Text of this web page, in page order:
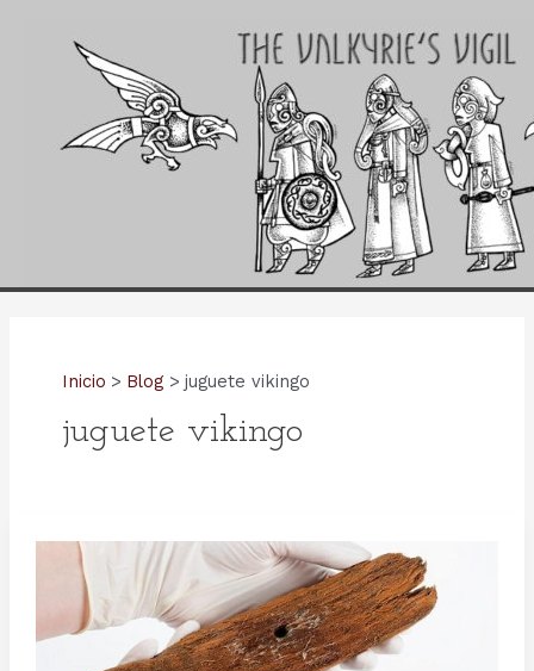
Inicio Blog juguete vikingo
juguete vikingo